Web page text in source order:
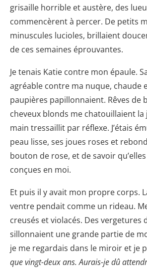
grisaille horrible et austère, des
commencèrent à percer. De petits
minuscules lucioles, brillaient
de ces semaines éprouvantes.
Je tenais Katie contre mon épaule.
agréable contre ma nuque, chaude
paupières papillonnaient. Rêves de
cheveux blonds me chatouillaient
main tressaillit par réflexe. J’étais
peau lisse, ses joues roses et
bouton de rose, et de savoir
conçues en moi.
Et puis il y avait mon propre corps.
ventre pendait comme un rideau.
creusés et violacés. Des vergetures
sillonnaient une grande partie de
je me regardais dans le miroir et je
que vingt-deux ans. Aurais-je dû